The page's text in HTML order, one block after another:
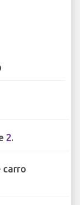
2.
carro